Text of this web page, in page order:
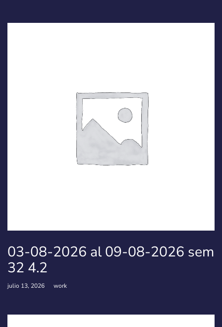
03-08-2026 al 09-08-2026 sem
32 4.2
julio 13, 2026 work